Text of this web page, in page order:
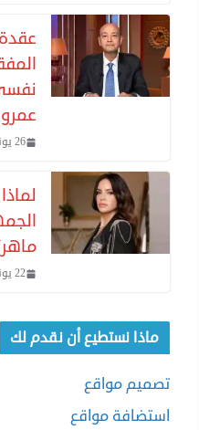
26 يونيو، 2026
22 يونيو، 2026
ماذا نستطيع أن نقدم لك
تصميم مواقع
استضافة مواقع